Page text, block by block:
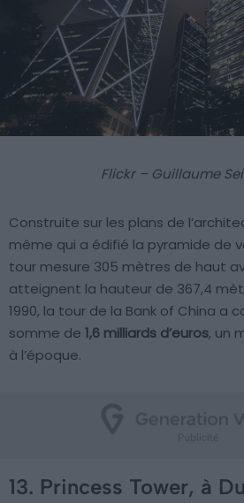
Flickr – Guillaume
Construite sur les plans de
même qui a édifié la pyramide de
tour mesure 305 mètres de haut
atteignent la hauteur de 367,4
1990, la tour de la Bank of China a
somme de 1,6 milliards d’euros, un
à l’époque.
13. Princess Tower, à